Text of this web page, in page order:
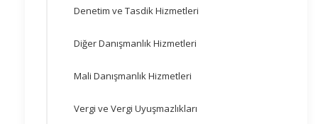
Denetim ve Tasdik Hizmetleri
Diğer Danışmanlık Hizmetleri
Mali Danışmanlık Hizmetleri
Vergi ve Vergi Uyuşmazlıkları